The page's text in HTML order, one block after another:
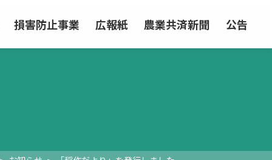
損害防止事業 広報紙 農業共済新聞 公告